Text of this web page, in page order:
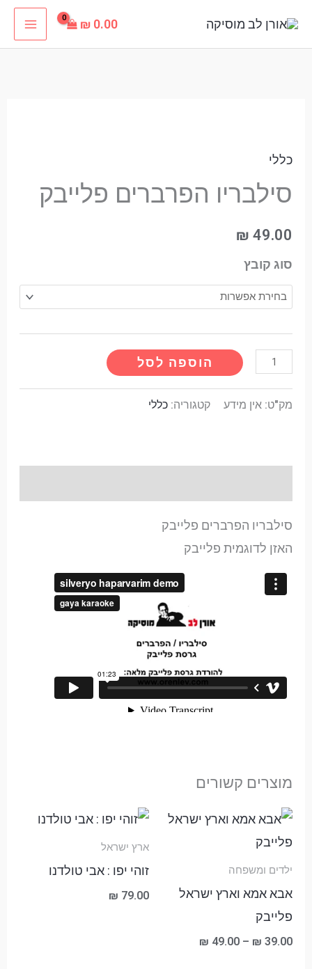
לתוכן
₪ 0.00
כללי
סילבריו הפרברים פלייבק
₪ 49.00
סוג קובץ
סילבריו
הפרברים
פלייבק
הוספה לסל
מק"ט: אין מידע קטגוריה: כללי
סילבריו הפרברים פלייבק
האזן לדוגמית פלייבק
מוצרים קשורים
ילדים ומשפחה
אבא אמא וארץ ישראל
פלייבק
₪ 39.00
–
₪ 49.00
טווח
ארץ ישראל
זוהי יפו : אבי טולדנו
₪ 79.00